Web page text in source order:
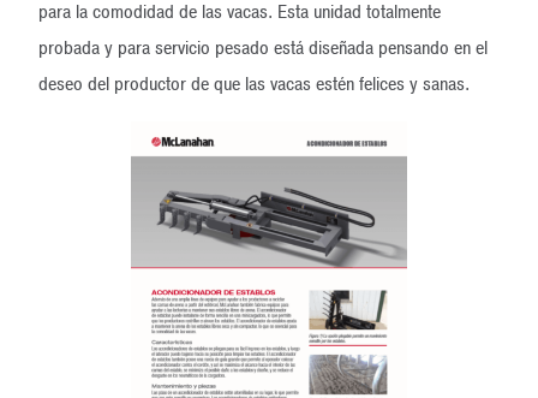
para la comodidad de las vacas. Esta unidad totalmente
probada y para servicio pesado está diseñada pensando en el
deseo del productor de que las vacas estén felices y sanas.